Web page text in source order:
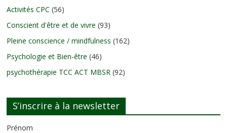
Activités CPC (56)
Conscient d'être et de vivre (93)
Pleine conscience / mindfulness (162)
Psychologie et Bien-être (46)
psychothérapie TCC ACT MBSR (92)
S’inscrire à la newsletter
Prénom